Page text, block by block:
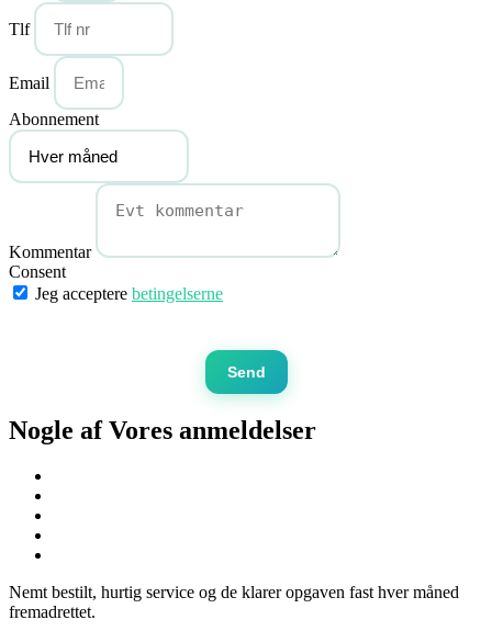
Tlf
Email
Abonnement
Kommentar
Consent
Jeg acceptere betingelserne
Send
Nogle af Vores anmeldelser
Nemt bestilt, hurtig service og de klarer opgaven fast hver måned
fremadrettet.